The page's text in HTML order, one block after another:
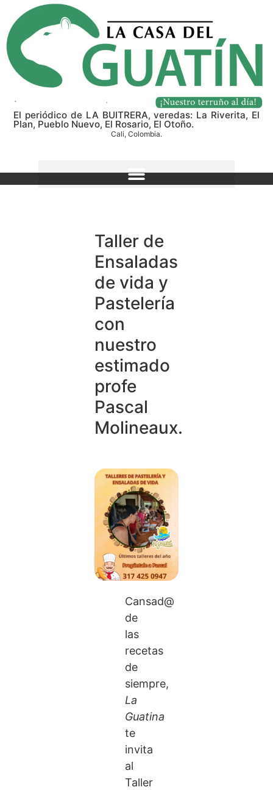
El periódico de LA BUITRERA, veredas: La Riverita, El
Plan, Pueblo Nuevo, El Rosario, El Otoño.
Cali, Colombia.
Taller de
Ensaladas
de vida y
Pastelería
con
nuestro
estimado
profe
Pascal
Molineaux.
Cansad@
de
las
recetas
de
siempre,
La
Guatina
te
invita
al
Taller